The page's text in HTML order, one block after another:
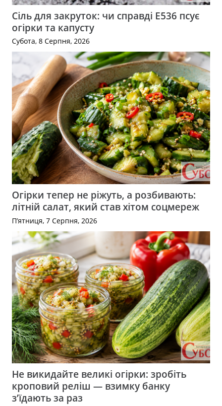
Сіль для закруток: чи справді Е536 псує
огірки та капусту
Субота, 8 Серпня, 2026
Огірки тепер не ріжуть, а розбивають:
літній салат, який став хітом соцмереж
П’ятниця, 7 Серпня, 2026
Не викидайте великі огірки: зробіть
кроповий реліш — взимку банку
з’їдають за раз